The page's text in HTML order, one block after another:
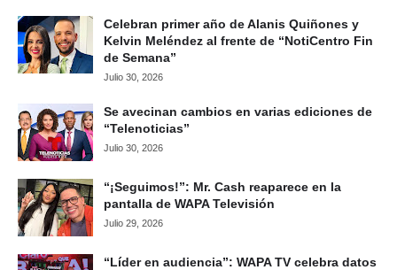
Celebran primer año de Alanis Quiñones y
Kelvin Meléndez al frente de “NotiCentro Fin
de Semana”
Julio 30, 2026
Se avecinan cambios en varias ediciones de
“Telenoticias”
Julio 30, 2026
“¡Seguimos!”: Mr. Cash reaparece en la
pantalla de WAPA Televisión
Julio 29, 2026
“Líder en audiencia”: WAPA TV celebra datos